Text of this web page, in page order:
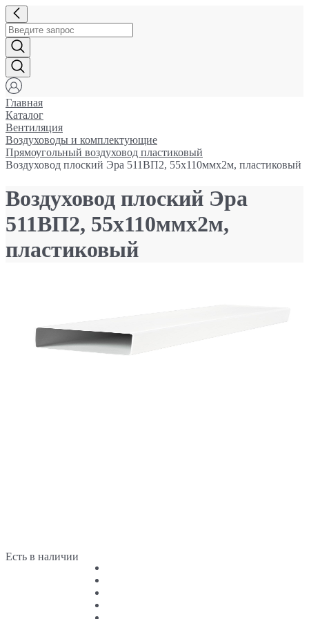
Главная
Каталог
Вентиляция
Воздуховоды и комплектующие
Прямоугольный воздуховод пластиковый
Воздуховод плоский Эра 511ВП2, 55х110ммx2м, пластиковый
Воздуховод плоский Эра
511ВП2, 55х110ммx2м,
пластиковый
Есть в наличии